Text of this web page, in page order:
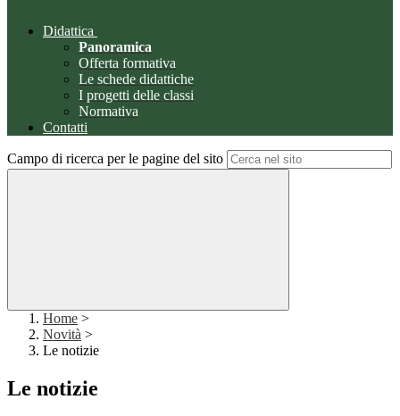
Didattica
Panoramica
Offerta formativa
Le schede didattiche
I progetti delle classi
Normativa
Contatti
Campo di ricerca per le pagine del sito
Home >
Novità >
Le notizie
Le notizie